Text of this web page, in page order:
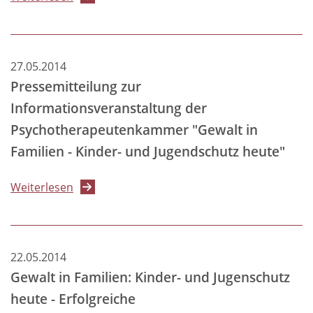
DESIRE:
App
für
Menschen,
die
sexuell
Kindern
fühlen
27.05.2014
Pressemitteilung zur
Informationsveranstaltung der
Psychotherapeutenkammer "Gewalt in
Familien - Kinder- und Jugendschutz heute"
Weiterlesen über
zur
Psychotherapeutenkammer
"Gewalt
22.05.2014
Gewalt in Familien: Kinder- und Jugenschutz
heute - Erfolgreiche